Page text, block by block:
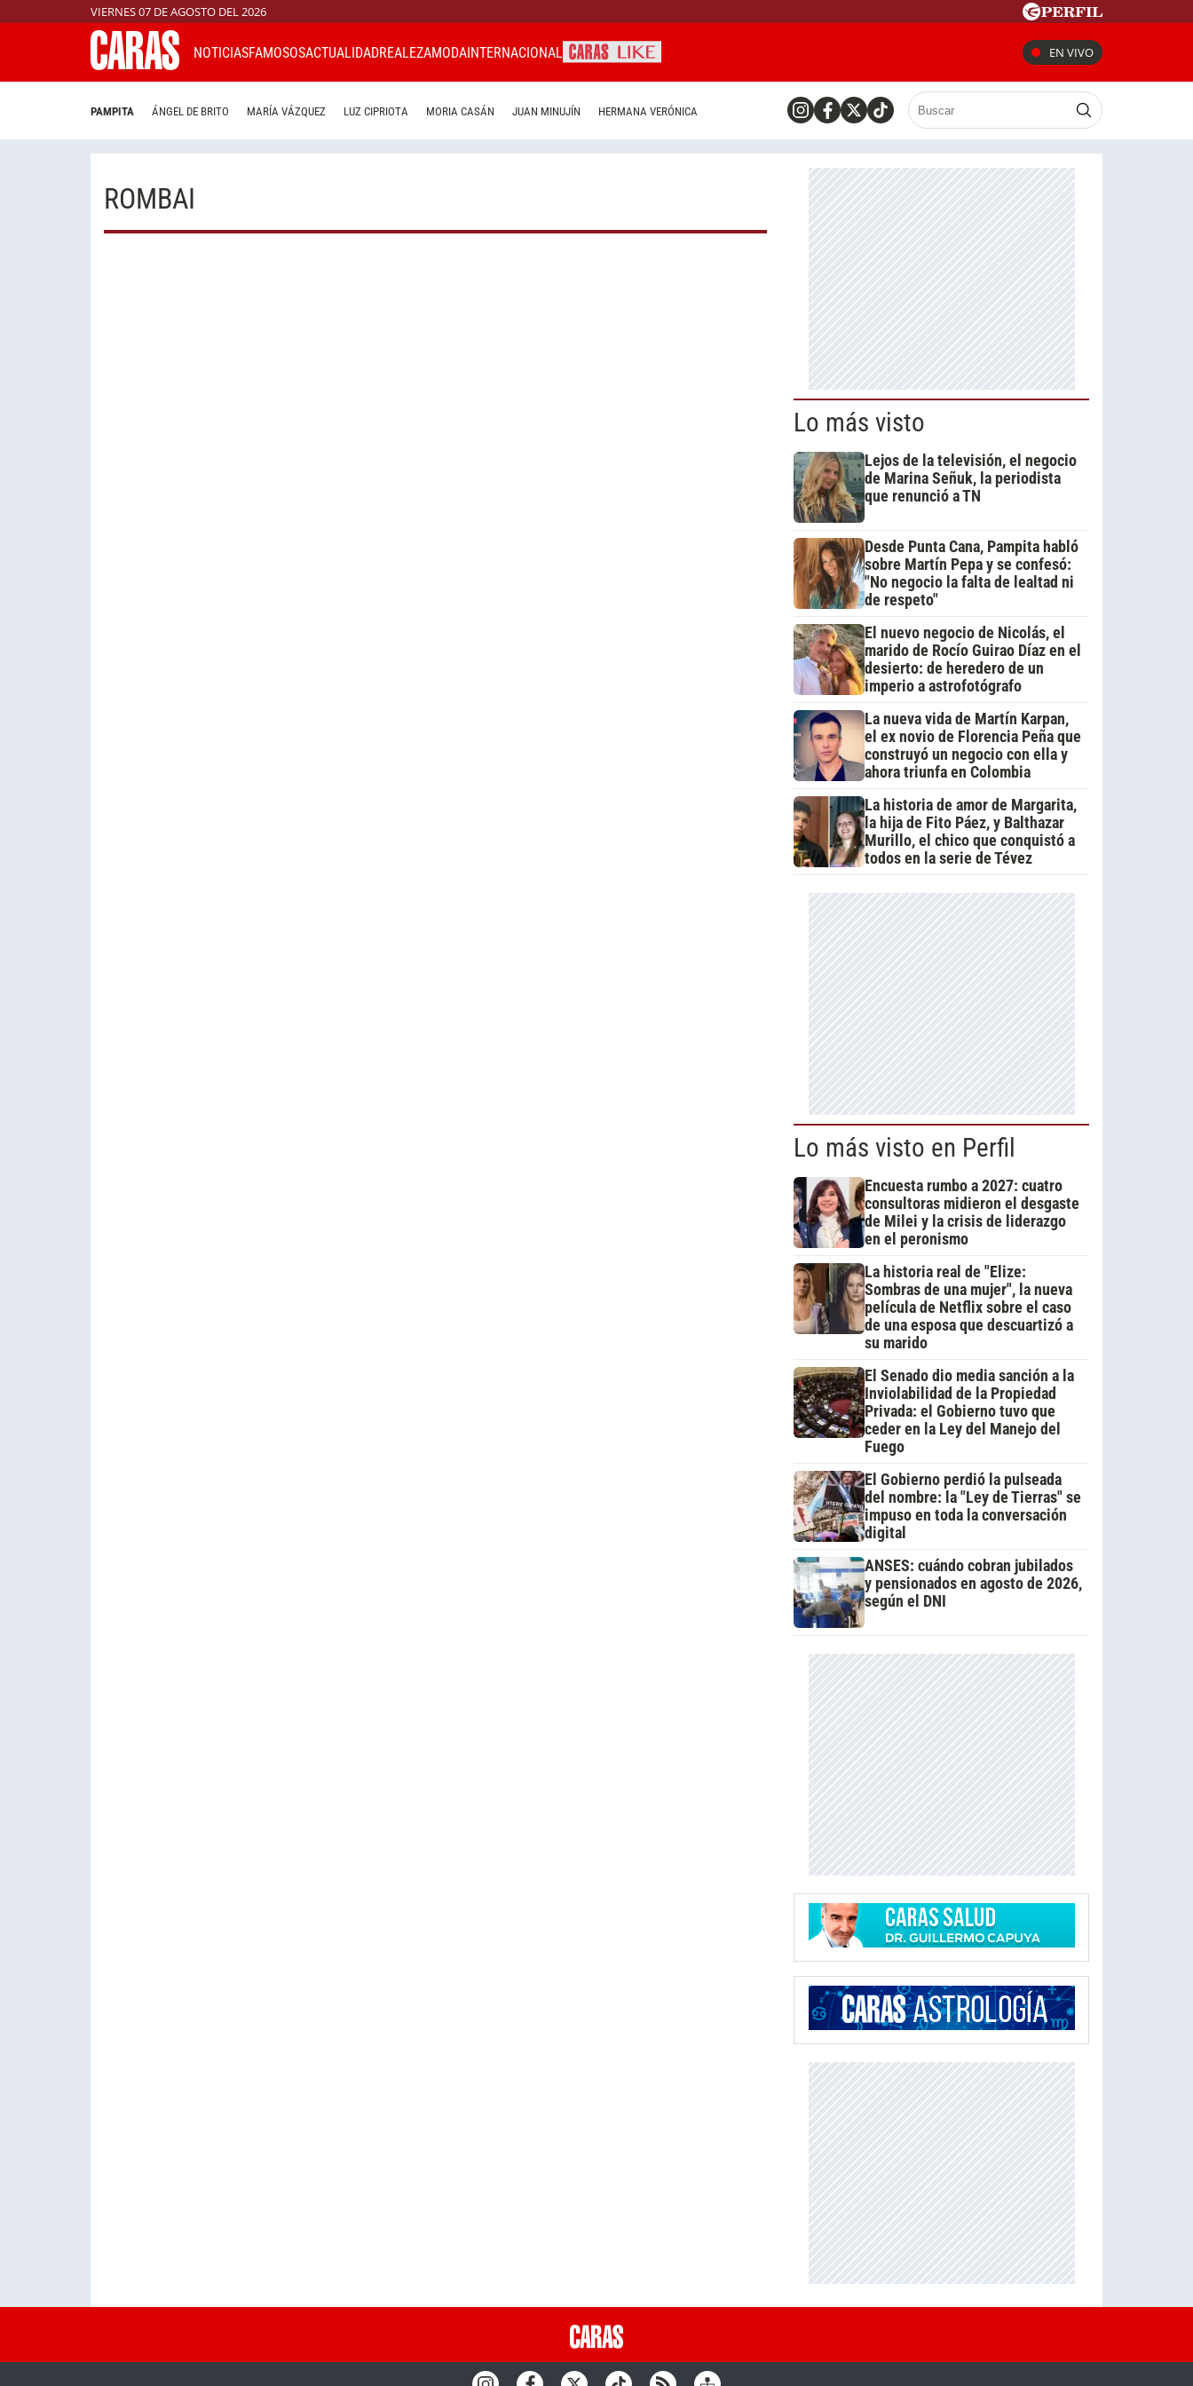
VIERNES 07 DE AGOSTO DEL 2026
NOTICIASFAMOSOSACTUALIDADREALEZAMODAINTERNACIONAL EN VIVO
PAMPITA ÁNGEL DE BRITO MARÍA VÁZQUEZ LUZ CIPRIOTA MORIA CASÁN JUAN MINUJÍN HERMANA VERÓNICA
ROMBAI
Lo más visto
Lejos de la televisión, el negocio
de Marina Señuk, la periodista
que renunció a TN
Desde Punta Cana, Pampita habló
sobre Martín Pepa y se confesó:
"No negocio la falta de lealtad ni
de respeto"
El nuevo negocio de Nicolás, el
marido de Rocío Guirao Díaz en el
desierto: de heredero de un
imperio a astrofotógrafo
La nueva vida de Martín Karpan,
el ex novio de Florencia Peña que
construyó un negocio con ella y
ahora triunfa en Colombia
La historia de amor de Margarita,
la hija de Fito Páez, y Balthazar
Murillo, el chico que conquistó a
todos en la serie de Tévez
Lo más visto en Perfil
Encuesta rumbo a 2027: cuatro
consultoras midieron el desgaste
de Milei y la crisis de liderazgo
en el peronismo
La historia real de "Elize:
Sombras de una mujer", la nueva
película de Netflix sobre el caso
de una esposa que descuartizó a
su marido
El Senado dio media sanción a la
Inviolabilidad de la Propiedad
Privada: el Gobierno tuvo que
ceder en la Ley del Manejo del
Fuego
El Gobierno perdió la pulseada
del nombre: la "Ley de Tierras" se
impuso en toda la conversación
digital
ANSES: cuándo cobran jubilados
y pensionados en agosto de 2026,
según el DNI